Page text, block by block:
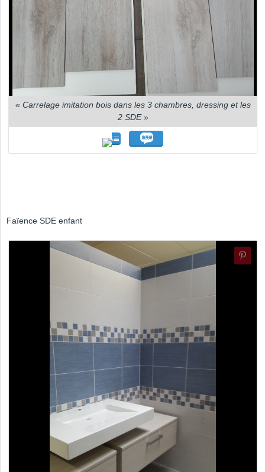
« Carrelage imitation bois dans les 3 chambres, dressing et les
2 SDE»
Faïence SDE enfant